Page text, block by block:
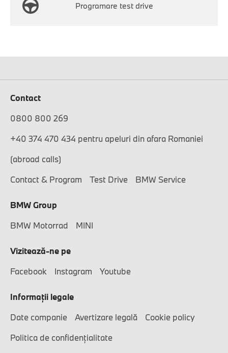
Programare test drive
Contact
0800 800 269
+40 374 470 434 pentru apeluri din afara Romaniei
(abroad calls)
Contact & Program
Test Drive BMW Service
BMW Group
BMW Motorrad
MINI
Vizitează-ne pe
Facebook
Instagram Youtube
Informaţii legale
Date companie
Avertizare legală
Cookie policy
Politica de confidențialitate